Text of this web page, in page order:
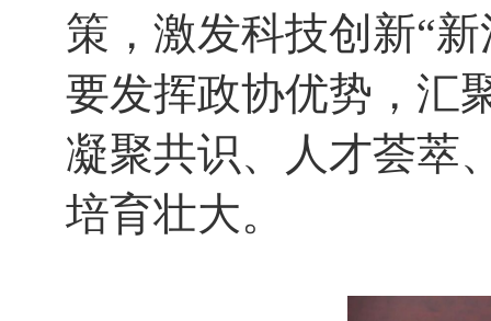
策，激发科技创新“
要发挥政协优势，汇
凝聚共识、人才荟萃
培育壮大。